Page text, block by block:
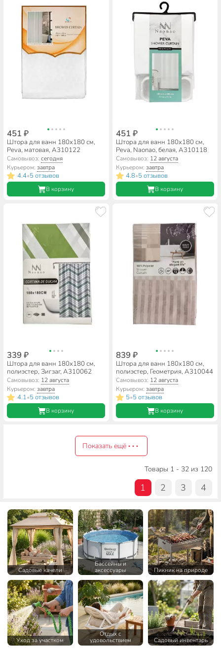
451 ₽
Штора для ванн 180х180 см,
Peva, матовая, A310122
Самовывоз:сегодня
Курьером:завтра
4.4•5 отзывов
В корзину
451 ₽
Штора для ванн 180х180 см,
Peva, Naonao, белая, A310118
Самовывоз: 12 августа
Курьером: завтра
4.8•5 отзывов
В корзину
339 ₽
Штора для ванн 180х180 см,
полиэстер, Зигзаг, A310062
Самовывоз: 12 августа
Курьером:завтра
4.1•5 отзывов
В корзину
839 ₽
Штора для ванн 180х180 см,
полиэстер, Геометрия, A310044
Самовывоз: 12 августа
Курьером: завтра
5•5 отзывов
В корзину
Показать ещё
Товары 1 - 32 из 120
1 2 3 4
Садовые качели
Бассейны и
аксессуары
Пикник на природе
Уход за участком
Отдых с
удовольствием
Садовый инвентарь